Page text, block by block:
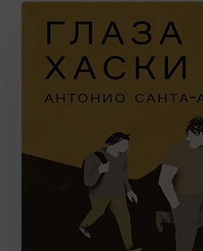
Книга
Антонио
Санта-
Ана
«Глаза